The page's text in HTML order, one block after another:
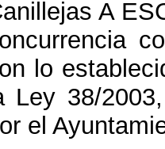
A
lo
Ley 38/
el